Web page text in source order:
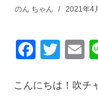
のん ちゃん 2021年4
F
c
T
tt
E
こんにちは！吹